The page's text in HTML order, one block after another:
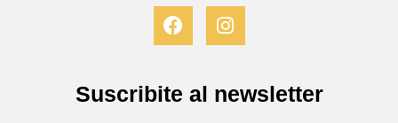
F
a
c
b
I
n
s
a
Suscribite al newsletter